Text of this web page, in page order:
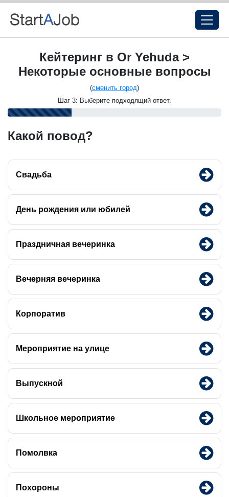
Кейтеринг в Or Yehuda >
Некоторые основные вопросы
(сменить город)
Шаг 3: Выберите подходящий ответ.
Какой повод?
Свадьба
День рождения или юбилей
Праздничная вечеринка
Вечерняя вечеринка
Корпоратив
Мероприятие на улице
Выпускной
Школьное мероприятие
Помолвка
Похороны